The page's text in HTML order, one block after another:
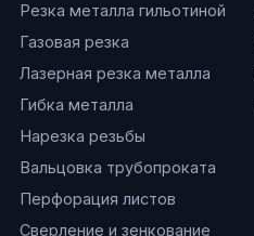
Резка металла гильотиной
Газовая резка
Лазерная резка металла
Гибка металла
Нарезка резьбы
Вальцовка трубопроката
Перфорация листов
Сверление и зенкование